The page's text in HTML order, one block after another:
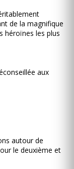
de la magnifique
héroïnes les plus
aux
autour de
le deuxième et